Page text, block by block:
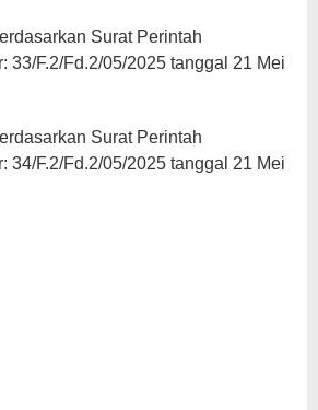
Surat Perintah
33/F.2/Fd.2/05/2025 tanggal 21 Mei
Surat Perintah
34/F.2/Fd.2/05/2025 tanggal 21 Mei